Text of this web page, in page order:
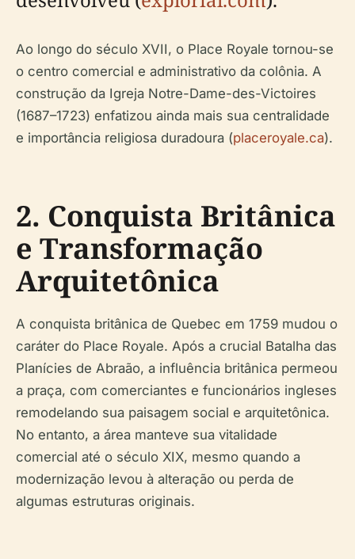
Ao longo do século XVII, o Place Royale tornou-se
o centro comercial e administrativo da colônia. A
construção da Igreja Notre-Dame-des-Victoires
(1687–1723) enfatizou ainda mais sua centralidade
e importância religiosa duradoura (placeroyale.ca).
2. Conquista Britânica
e Transformação
Arquitetônica
A conquista britânica de Quebec em 1759 mudou o
caráter do Place Royale. Após a crucial Batalha das
Planícies de Abraão, a influência britânica permeou
a praça, com comerciantes e funcionários ingleses
remodelando sua paisagem social e arquitetônica.
No entanto, a área manteve sua vitalidade
comercial até o século XIX, mesmo quando a
modernização levou à alteração ou perda de
algumas estruturas originais.